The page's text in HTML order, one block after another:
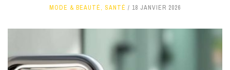
MODE & BEAUTÉ, SANTÉ 18 JANVIER 2026